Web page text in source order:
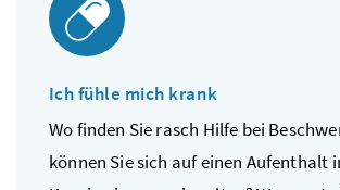
Ich fühle mich krank
Wo finden Sie rasch Hilfe bei
können Sie sich auf einen Aufenthalt